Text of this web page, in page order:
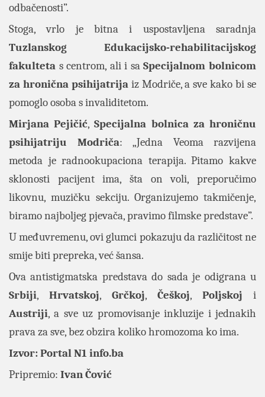
odbačenosti”.
Stoga, vrlo je bitna i uspostavljena saradnja
Tuzlanskog Edukacijsko-rehabilitacijskog
fakulteta s centrom, ali i saSpecijalnom bolnicom
za hronična psihijatrijaiz Modriče, a sve kako bi se
pomoglo osoba s invaliditetom.
Mirjana Pejičić,Specijalna bolnica za hroničnu
psihijatriju Modriča: „Jedna Veoma razvijena
metoda je radnookupaciona terapija. Pitamo kakve
sklonosti pacijent ima, šta on voli, preporučimo
likovnu, muzičku sekciju. Organizujemo takmičenje,
biramo najboljeg pjevača, pravimo filmske predstave”.
U međuvremenu, ovi glumci pokazuju da različitost ne
smije biti prepreka, već šansa.
Ova antistigmatska predstava do sada je odigrana u
Srbiji, Hrvatskoj, Grčkoj, Češkoj, Poljskoj i
Austriji, a sve uz promovisanje inkluzije i jednakih
prava za sve, bez obzira koliko hromozoma ko ima.
Izvor: PortalN1 info.ba
Pripremio: Ivan Čović